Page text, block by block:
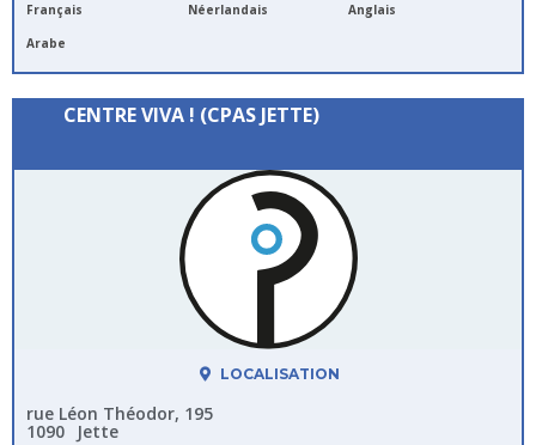
Français Néerlandais
Anglais
Arabe
CENTRE VIVA ! (CPAS JETTE)
LOCALISATION
rue Léon Théodor, 195
1090 Jette